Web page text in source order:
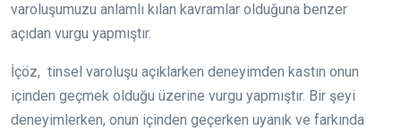
varoluşumuzu anlamlı kılan kavramlar olduğuna benzer
açıdan vurgu yapmıştır.
İçöz, tinsel varoluşu açıklarken deneyimden kastın onun
içinden geçmek olduğu üzerine vurgu yapmıştır. Bir şeyi
deneyimlerken, onun içinden geçerken uyanık ve farkında